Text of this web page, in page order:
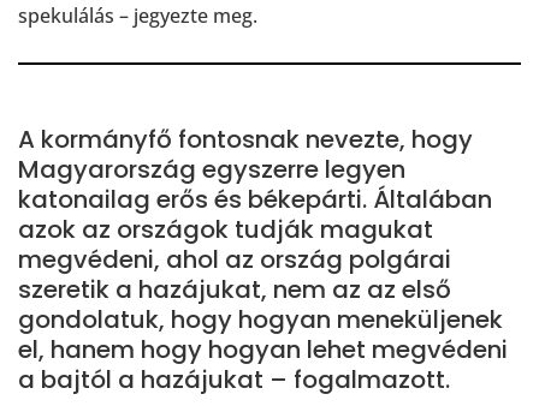
spekulálás – jegyezte meg.
A kormányfő fontosnak nevezte, hogy
Magyarország egyszerre legyen
katonailag erős és békepárti. Általában
azok az országok tudják magukat
megvédeni, ahol az ország polgárai
szeretik a hazájukat, nem az az első
gondolatuk, hogy hogyan meneküljenek
el, hanem hogy hogyan lehet megvédeni
a bajtól a hazájukat – fogalmazott.